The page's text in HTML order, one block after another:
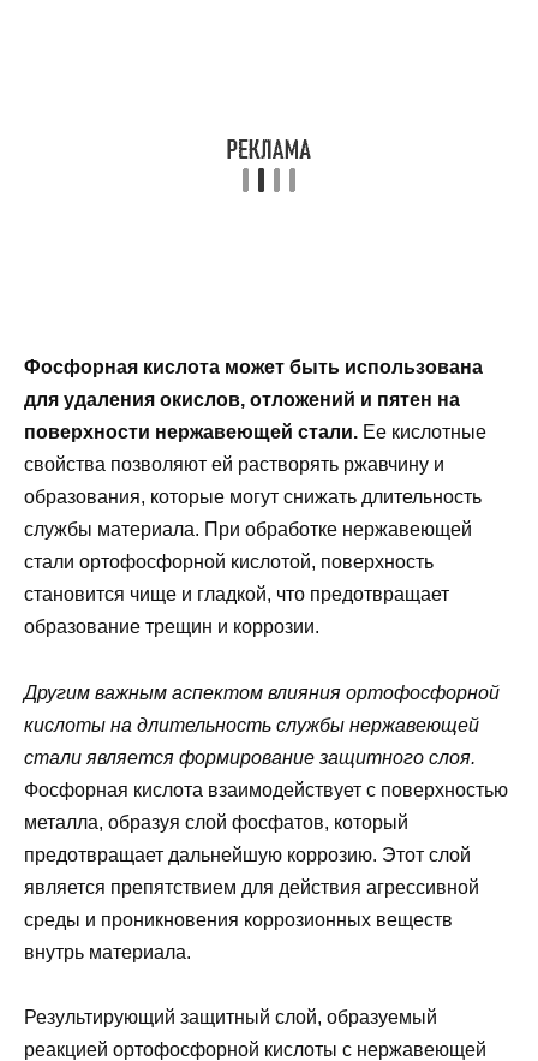
Фосфорная кислота может быть использована
для удаления окислов, отложений и пятен на
поверхности нержавеющей стали. Ее кислотные
свойства позволяют ей растворять ржавчину и
образования, которые могут снижать длительность
службы материала. При обработке нержавеющей
стали ортофосфорной кислотой, поверхность
становится чище и гладкой, что предотвращает
образование трещин и коррозии.
Другим важным аспектом влияния ортофосфорной
кислоты на длительность службы нержавеющей
стали является формирование защитного слоя.
Фосфорная кислота взаимодействует с поверхностью
металла, образуя слой фосфатов, который
предотвращает дальнейшую коррозию. Этот слой
является препятствием для действия агрессивной
среды и проникновения коррозионных веществ
внутрь материала.
Результирующий защитный слой, образуемый
реакцией ортофосфорной кислоты с нержавеющей